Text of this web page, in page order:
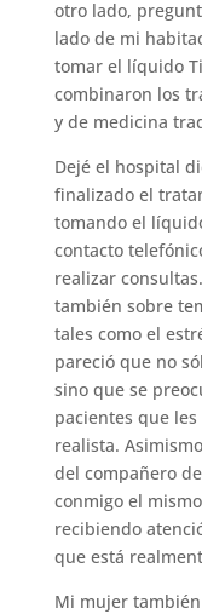
otro lado,
lado de mi
tomar el líquido
combinaron los
y de medicina
Dejé el hospital
finalizado el
tomando el
contacto
realizar
también sobre
tales como el
pareció que no
sino que se
pacientes que
realista.
del compañero
conmigo el
recibiendo
que está
Mi mujer